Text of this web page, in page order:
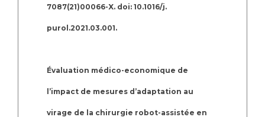
7087(21)00066-X. doi: 10.1016/j.
purol.2021.03.001.
Évaluation médico-economique de
l’impact de mesures d’adaptation au
virage de la chirurgie robot-assistée en